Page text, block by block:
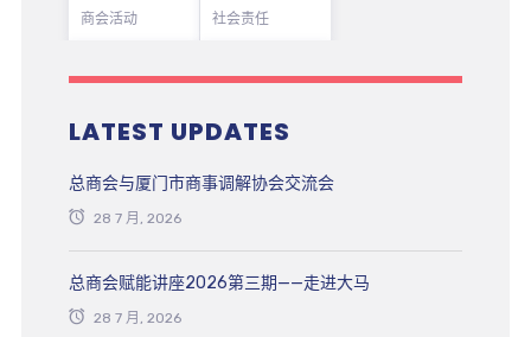
商会活动 社会责任
LATEST UPDATES
总商会与厦门市商事调解协会交流会
28 7 月, 2026
总商会赋能讲座2026第三期——走进大马
28 7 月, 2026